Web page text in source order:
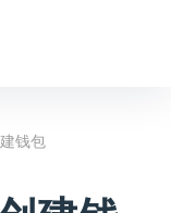
钱包